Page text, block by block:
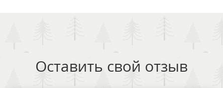
Оставить свой отзыв